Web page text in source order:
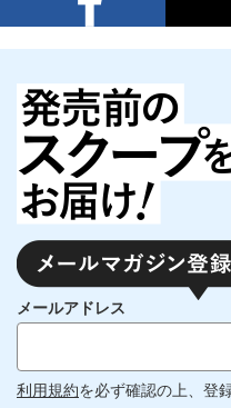
メールアドレス
利用規約を必ず確認の上、登